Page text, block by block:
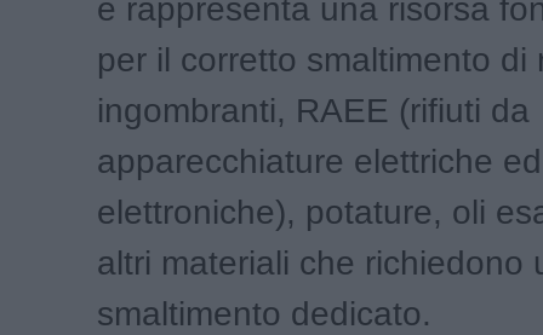
e rappresenta una risorsa
per il corretto smaltimento di
ingombranti, RAEE (rifiuti da
apparecchiature elettriche ed
elettroniche), potature, oli
altri materiali che richiedono
smaltimento dedicato.